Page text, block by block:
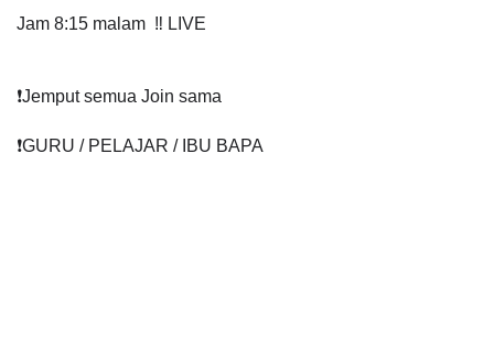
Jam 8:15 malam  ‼️ LIVE
❗️Jemput semua Join sama
❗️GURU / PELAJAR / IBU BAPA